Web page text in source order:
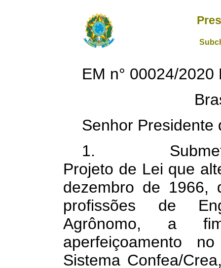
EM n° 00024/2020
Senhor Presidente
1. Submeto à
Projeto de Lei que
dezembro de 1966,
profissões de
Agrônomo, a
aperfeiçoamento
Sistema Confea/